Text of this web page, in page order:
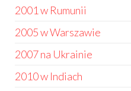
2001 w Rumunii
2005 w Warszawie
2007 na Ukrainie
2010 w Indiach